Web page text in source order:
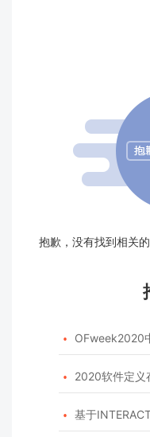
抱歉，没有找到相关
 OFweek2020
 2020软件定义
 基于